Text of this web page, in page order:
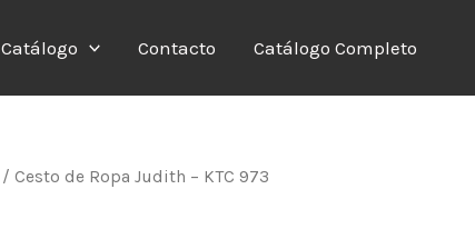
Catálogo Contacto Catálogo Completo
/ Cesto de Ropa Judith – KTC 973